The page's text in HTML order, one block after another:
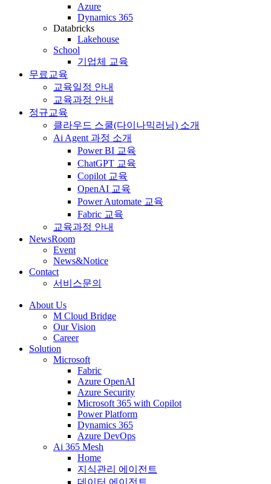
Azure
Dynamics 365
Databricks
Lakehouse
School
기업체 교육
무료교육
교육일정 안내
교육과정 안내
정규교육
클라우드 스쿨(다이나믹러닝) 소개
Ai Agent 과정 소개
Power BI 교육
ChatGPT 교육
Copilot 교육
OpenAI 교육
Power Automate 교육
Fabric 교육
교육과정 안내
NewsRoom
Event
News&Notice
Contact
서비스문의
About Us
M Cloud Bridge
Our Vision
Career
Solution
Microsoft
Fabric
Azure OpenAI
Azure Security
Microsoft 365 with Copilot
Power Platform
Dynamics 365
Azure DevOps
Ai 365 Mesh
Home
지식관리 에이전트
데이터 에이전트